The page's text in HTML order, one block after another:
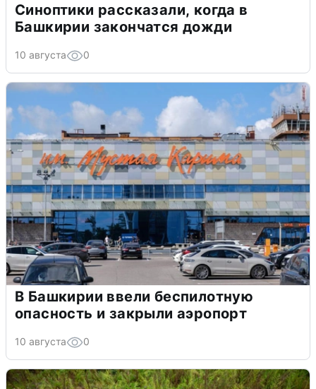
Синоптики рассказали, когда в
Башкирии закончатся дожди
10 августа 0
В Башкирии ввели беспилотную
опасность и закрыли аэропорт
10 августа 0